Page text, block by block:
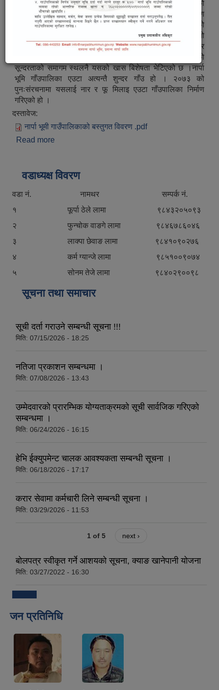
नार्पा भूमि गाँउपालिका एउटा अत्यन्तै सुन्दर गाँउ हो । २०७३ को
पुनःसंरचनामा यसलाई नार र फु मिलाइ एउटा गाँउपालिका निर्माण
गरिएको हो । यो गाँउलाई सन २००३ देखि पर्यटकको लागि खोलिएको
थियो । यो गाँउ चिनको नजिक पर्ने भएको र खम्पाहरुले यसलाई आफनो
कार्यक्षेत्र बनाएको पाइन्छ । यहाँ हिमालको सुन्दरता र करीब ११ हजार
फीटको उचाइमा बसेको मानव बस्ती, उत्पादन र मानब जीवन संचालनको
सून्दरताको समागम स्थलनै यसको खास बिशेषता भेटिएको छ ।नार्पा
भूमि गाँउपालिका एउटा अत्यन्तै शुन्दर गाँउ हो । २०७३ को
पुनःसंरचनामा यसलाई नार र फू मिलाइ एउटा गाँउपालिका निर्माण
गरिएको हो ।
दस्तावेज:
नार्पा भूमी गाउँपालिकाको बस्तुगत विवरण .pdf
Read more
वडाध्यक्ष विवरण
वडा नं. नामथर सम्पर्क नं.
१ फूर्पा ठेले लामा ९८४३२०५०९३
२ फुन्चोक वाङगे लामा ९८४६७८६०४६
३ लाक्पा छेवाङ लामा ९८४१०९०२७६
४ कर्म ग्यान्जे लामा ९८५१००९०७४
५ सोनम तेजे लामा ९८४०२९००९८
सूचना तथा समाचार
सूची दर्ता गराउने सम्बन्धी सूचना !!!
मिति: 07/15/2026 - 18:25
नतिजा प्रकाशन सम्बन्धमा ।
मिति: 07/08/2026 - 13:43
उम्मेदवारको प्रारम्भिक योग्यताक्रमको सूची सार्वजिक गरिएको
सम्बन्धमा ।
मिति: 06/24/2026 - 16:15
हेभि ईक्युपमेन्ट चालक आवश्यकता सम्बन्धी सूचना ।
मिति: 06/18/2026 - 17:17
करार सेवामा कर्मचारी लिने सम्बन्धी सूचना ।
मिति: 03/29/2026 - 11:53
1 of 5 next ›
बोलपत्र स्वीकृत गर्ने आशयको सूचना, क्याङ खानेपानी योजना
मिति: 03/27/2022 - 16:30
जन प्रतिनिधि